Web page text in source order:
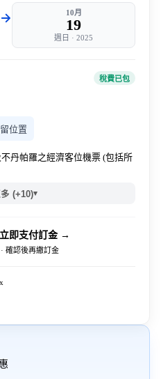
10月
19
週日 · 2025
稅費已包
位置
丹帕羅之經濟客位機票 (包括所
(+10)▾
即支付訂金 →
確認後再繳訂金